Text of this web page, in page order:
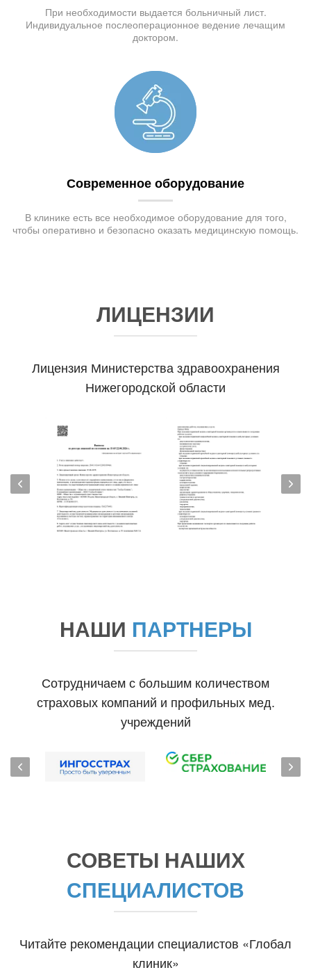
При необходимости выдается больничный лист.
Индивидуальное послеоперационное ведение лечащим
доктором.
Современное оборудование
В клинике есть все необходимое оборудование для того,
чтобы оперативно и безопасно оказать медицинскую помощь.
ЛИЦЕНЗИИ
Лицензия Министерства здравоохранения
Нижегородской области
НАШИ ПАРТНЕРЫ
Сотрудничаем с большим количеством
страховых компаний и профильных мед.
учреждений
СОВЕТЫ НАШИХ
СПЕЦИАЛИСТОВ
Читайте рекомендации специалистов «Глобал
клиник»